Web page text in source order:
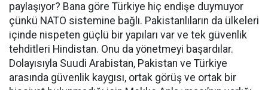
paylaşıyor? Bana göre Türkiye hiç endişe duymuyor
çünkü NATO sistemine bağlı. Pakistanlıların da ülkeleri
içinde nispeten güçlü bir yapıları var ve tek güvenlik
tehditleri Hindistan. Onu da yönetmeyi başardılar.
Dolayısıyla Suudi Arabistan, Pakistan ve Türkiye
arasında güvenlik kaygısı, ortak görüş ve ortak bir